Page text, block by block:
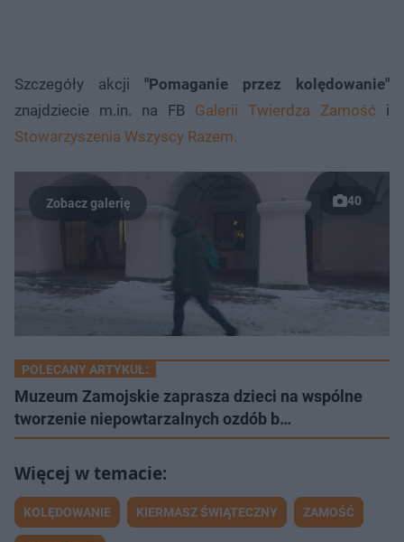
Szczegóły akcji "Pomaganie przez kolędowanie"
znajdziecie m.in. na FB Galerii Twierdza Zamość i
Stowarzyszenia Wszyscy Razem.
40
POLECANY ARTYKUŁ:
Muzeum Zamojskie zaprasza dzieci na wspólne
tworzenie niepowtarzalnych ozdób b…
KOLĘDOWANIE KIERMASZ ŚWIĄTECZNY ZAMOŚĆ